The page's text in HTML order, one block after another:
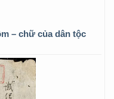
– chữ của dân tộc